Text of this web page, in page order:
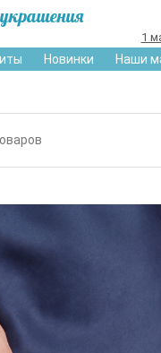
1
Новинки Наши